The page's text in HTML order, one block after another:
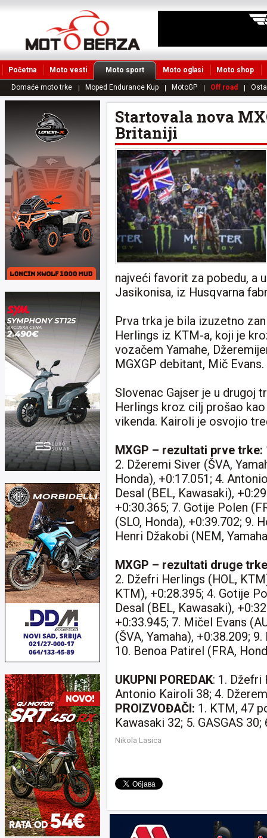
Početna Moto vesti Moto sport Moto oglasi Moto shop
Domaće moto trke Moped Endurance Kup MotoGP Off road
Startovala nova
Britaniji
najveći favorit za pobedu, a
Jasikonisa, iz Husqvarna
Prva trka je bila izuzetno
Herlings iz KTM-a, koji je
vozačem Yamahe,
MGXGP debitant, Mič Evans.
Slovenac Gajser je u drugoj
Herlings kroz cilj prošao
vikenda. Kairoli je osvojio
MXGP – rezultati prve trke:
2. Džeremi Siver (ŠVA,
Honda), +0:17.051; 4.
Desal (BEL, Kawasaki),
+0:30.365; 7. Gotije Polen
(SLO, Honda), +0:39.702; 9.
Henri Džakobi (NEM,
MXGP – rezultati druge
2. Džefri Herlings (HOL,
KTM), +0:28.395; 4. Gotije
Desal (BEL, Kawasaki),
+0:33.945; 7. Mičel Evans
(ŠVA, Yamaha), +0:38.209;
10. Benoa Patirel (FRA,
UKUPNI POREDAK: 1. Džefri
Antonio Kairoli 38; 4.
PROIZVOĐAČI: 1. KTM, 47
Kawasaki 32; 5. GASGAS
Nikola Lasica